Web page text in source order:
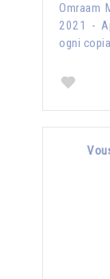
Omraam
2021 -
ogni